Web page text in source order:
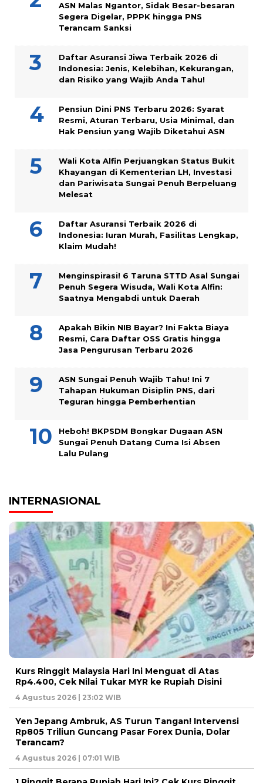
ASN Malas Ngantor, Sidak Besar-besaran
Segera Digelar, PPPK hingga PNS
Terancam Sanksi
Daftar Asuransi Jiwa Terbaik 2026 di
Indonesia: Jenis, Kelebihan, Kekurangan,
dan Risiko yang Wajib Anda Tahu!
Pensiun Dini PNS Terbaru 2026: Syarat
Resmi, Aturan Terbaru, Usia Minimal, dan
Hak Pensiun yang Wajib Diketahui ASN
Wali Kota Alfin Perjuangkan Status Bukit
Khayangan di Kementerian LH, Investasi
dan Pariwisata Sungai Penuh Berpeluang
Melesat
Daftar Asuransi Terbaik 2026 di
Indonesia: Iuran Murah, Fasilitas Lengkap,
Klaim Mudah!
Menginspirasi! 6 Taruna STTD Asal Sungai
Penuh Segera Wisuda, Wali Kota Alfin:
Saatnya Mengabdi untuk Daerah
Apakah Bikin NIB Bayar? Ini Fakta Biaya
Resmi, Cara Daftar OSS Gratis hingga
Jasa Pengurusan Terbaru 2026
ASN Sungai Penuh Wajib Tahu! Ini 7
Tahapan Hukuman Disiplin PNS, dari
Teguran hingga Pemberhentian
Heboh! BKPSDM Bongkar Dugaan ASN
Sungai Penuh Datang Cuma Isi Absen
Lalu Pulang
INTERNASIONAL
Kurs Ringgit Malaysia Hari Ini Menguat di Atas
Rp4.400, Cek Nilai Tukar MYR ke Rupiah Disini
4 Agustus 2026 | 23:02 WIB
Yen Jepang Ambruk, AS Turun Tangan! Intervensi
Rp805 Triliun Guncang Pasar Forex Dunia, Dolar
Terancam?
4 Agustus 2026 | 07:01 WIB